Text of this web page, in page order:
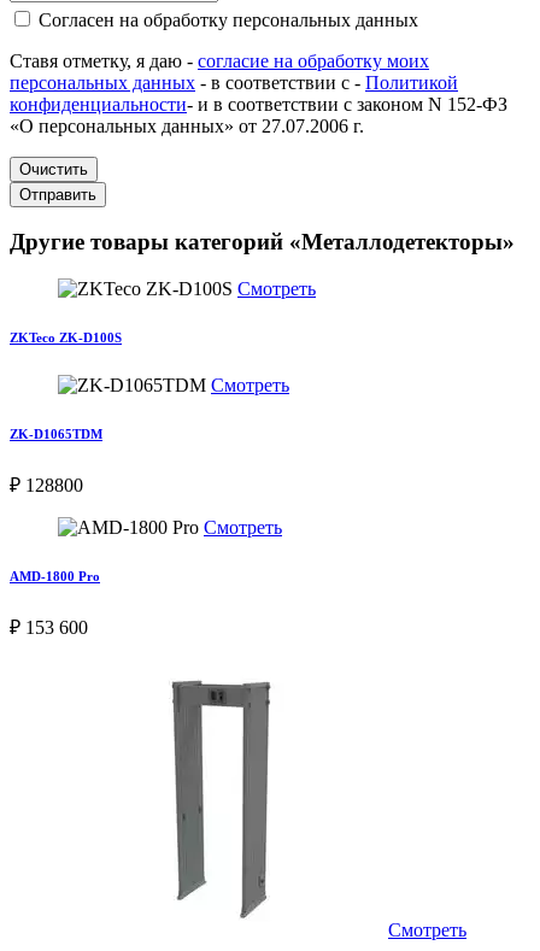
Согласен на обработку персональных данных
Ставя отметку, я даю - согласие на обработку моих
персональных данных - в соответствии с - Политикой
конфиденциальности- и в соответствии с законом N 152-ФЗ
«О персональных данных» от 27.07.2006 г.
Очистить
Отправить
Другие товары категорий «Металлодетекторы»
Смотреть
ZKTeco ZK-D100S
Смотреть
ZK-D1065TDM
₽ 128800
Смотреть
AMD-1800 Pro
₽ 153 600
Смотреть